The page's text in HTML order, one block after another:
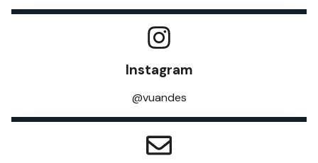
Instagram
@vuandes